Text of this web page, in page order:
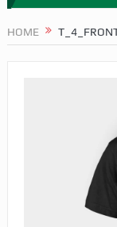
HAKIKAT
BAGAIMANA
UANG HARAM
HOME